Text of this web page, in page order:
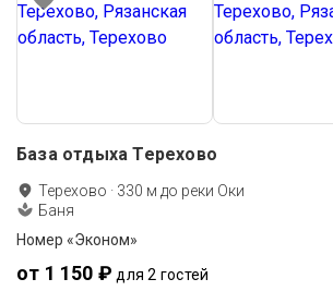
База отдыха Терехово
Терехово · 330 м до реки Оки
Баня
Номер «Эконом»
от 1 150 ₽ для 2 гостей